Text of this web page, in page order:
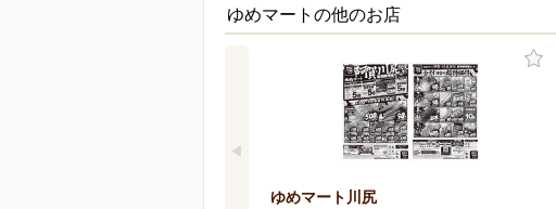
ゆめマートの他のお店
ゆめマート川尻